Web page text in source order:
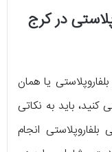
در کرج
یا همان
باید به نکاتی
انجام